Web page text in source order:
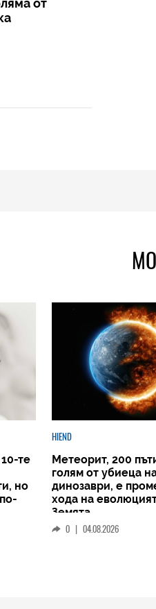
от
те
но
HIEND
Метеорит, 200
голям от убиеца
динозаври, е
хода на
Земята
0 | 04.08.2026